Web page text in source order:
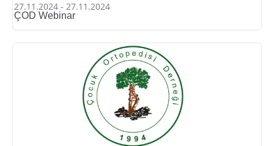
27.11.2024 - 27.11.2024
ÇOD Webinar